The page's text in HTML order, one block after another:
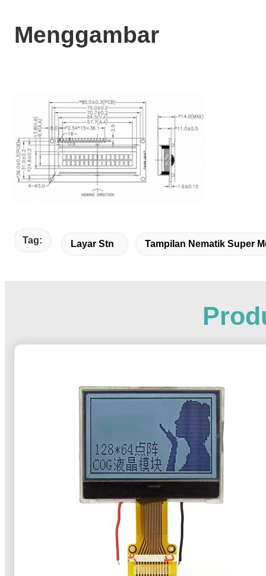
Menggambar
Tag: Layar Stn Tampilan Nematik Super